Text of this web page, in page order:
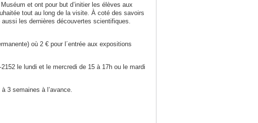
et ont pour but d’initier les élèves aux
tout au long de la visite. À coté des savoirs
les dernières découvertes scientifiques.
où 2 € pour l´entrée aux expositions
le lundi et le mercredi de 15 à 17h ou le mardi
3 semaines à l’avance.